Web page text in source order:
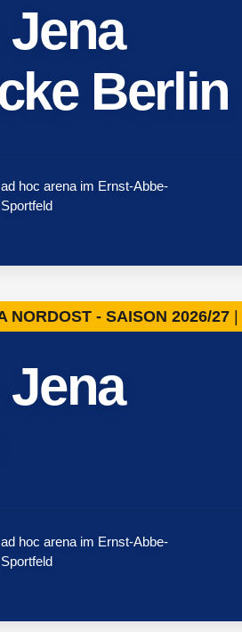
Jena
Berlin
ad hoc arena im Ernst-Abbe-
Sportfeld
NORDOST - SAISON 2026/27
Jena
ad hoc arena im Ernst-Abbe-
Sportfeld